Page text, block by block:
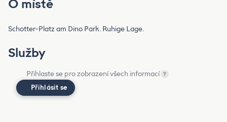
O místě
Schotter-Platz am Dino Park. Ruhige Lage.
Služby
Přihlaste se pro zobrazení všech informací ?
Přihlásit se